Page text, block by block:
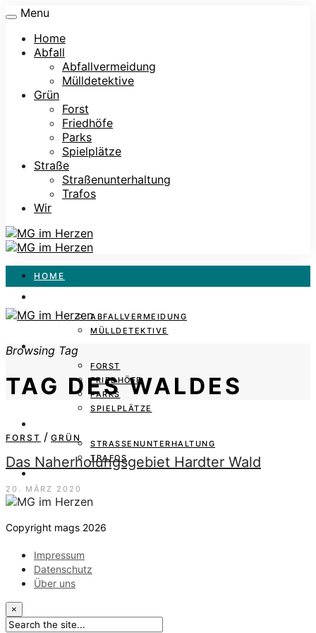
Menu
Home
Abfall
Abfallvermeidung
Mülldetektive
Grün
Forst
Friedhöfe
Parks
Spielplätze
Straße
Straßenunterhaltung
Trafos
Wir
HOME
ABFALLVERMEIDUNG
MÜLLDETEKTIVE
GRÜN
FORST
FRIEDHÖFE
PARKS
SPIELPLÄTZE
STRASSENUNTERHALTUNG
TRAFOS
Browsing Tag
TAG DES WALDES
FORST / GRÜN
Das Naherholungsgebiet Hardter Wald
20. MÄRZ 2020
Copyright mags 2026
Impressum
Datenschutz
Über uns
×